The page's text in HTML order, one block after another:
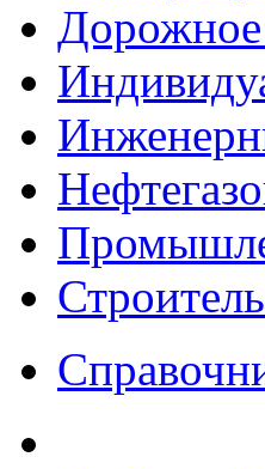
Дорожное